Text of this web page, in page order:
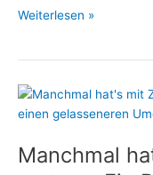
Alpha-
Abbau
von
Weiterlesen »
Manchmal